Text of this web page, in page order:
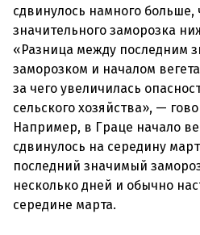
сдвинулось намного больше,
значительного заморозка
«Разница между последним
заморозком и началом
за чего увеличилась
сельского хозяйства», —
Например, в Граце начало
сдвинулось на середину
последний значимый
несколько дней и обычно
середине марта.